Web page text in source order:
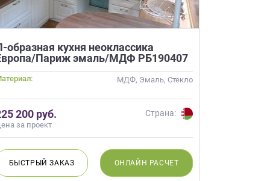
образная кухня неоклассика
Париж эмаль/МДФ РБ190407
МДФ, Эмаль, Стекло
200 руб.
за проект
Страна:
БЫСТРЫЙЗАКАЗ ОНЛАЙН РАСЧЕТ
даете
Согласие на
также
Согласие на
метрическими
Политики обработки